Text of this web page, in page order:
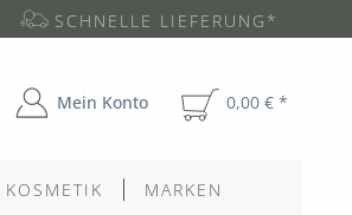
SCHNELLE LIEFERUNG*
Mein Konto 0,00 € *
KOSMETIK MARKEN